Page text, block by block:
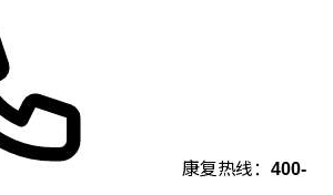
康复热线： 400-